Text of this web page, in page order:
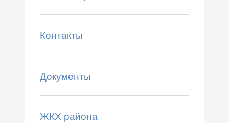
Контакты
Документы
ЖКХ района